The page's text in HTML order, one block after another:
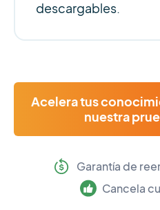
descargables.
Acelera tus
nuestra
Garantía de
Cancela